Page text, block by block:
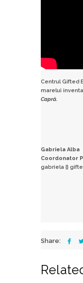
Centrul Gifted
marelui
Capră.
Gabriela Alba
Coordonator
gabriela {}
Share: